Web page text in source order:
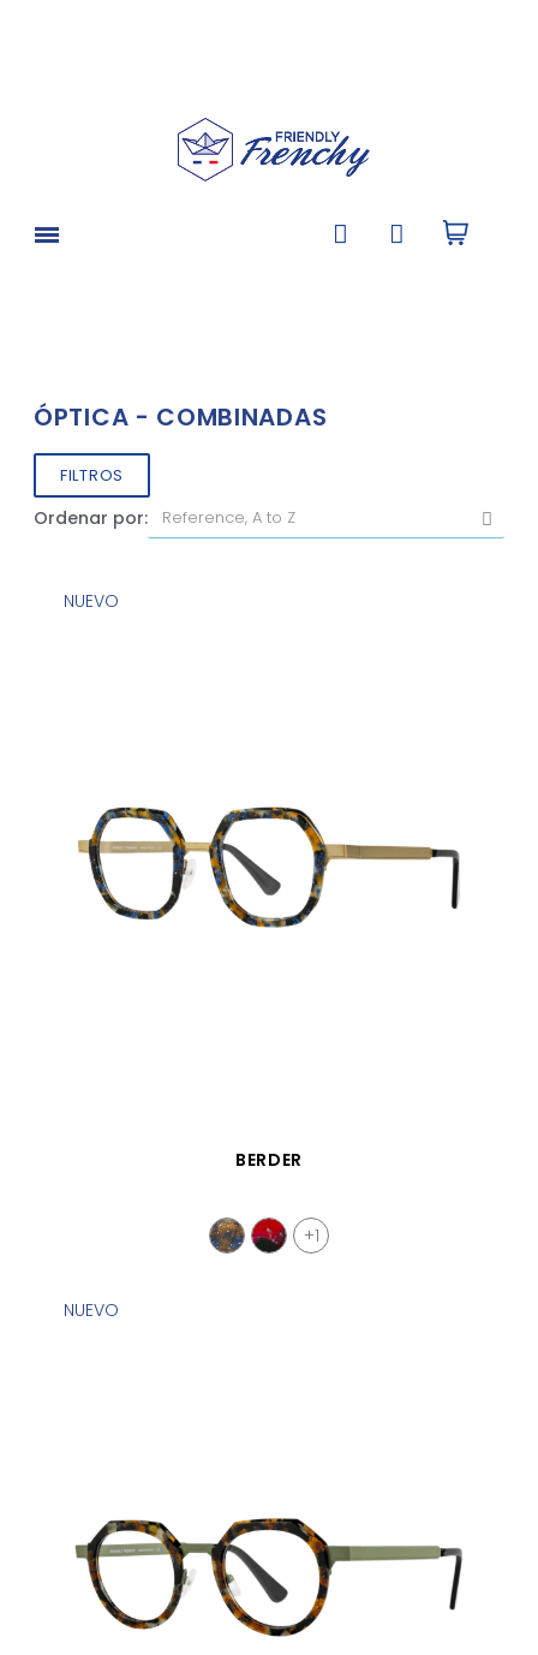
ÓPTICA - COMBINADAS
FILTROS
Ordenar por:
VISTA RÁPIDA
NUEVO
BERDER
+1
NUEVO